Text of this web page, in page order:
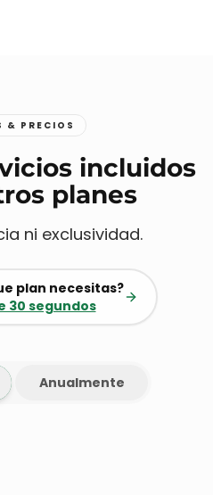
& PRECIOS
incluidos
planes
ni exclusividad.
plan necesitas?
30 segundos
Anualmente